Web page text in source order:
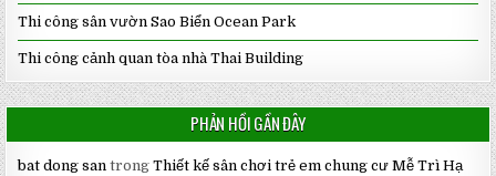
Thi công sân vườn Sao Biển Ocean Park
Thi công cảnh quan tòa nhà Thai Building
PHẢN HỒI GẦN ĐÂY
bat dong san trongThiết kế sân chơi trẻ em chung cư Mễ Trì Hạ